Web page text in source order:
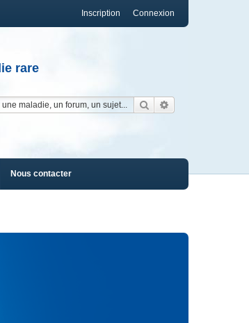
Connexion
Inscription
rare
Rechercher
Nous contacter